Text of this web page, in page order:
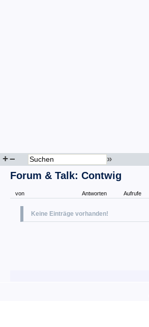
+– »
Forum & Talk: Contwig
von Antworten Aufrufe
Keine Einträge vorhanden!